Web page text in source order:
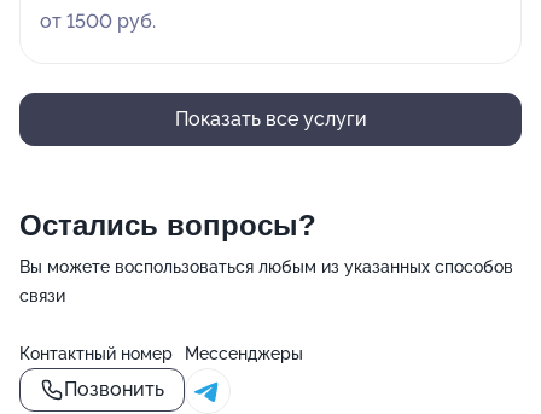
от 1500 руб.
Показать все услуги
Остались вопросы?
Вы можете воспользоваться любым из указанных способов
связи
Контактный номер
Позвонить
Мессенджеры